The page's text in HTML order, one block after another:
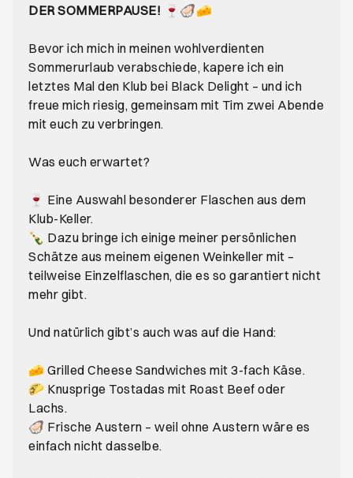
DER SOMMERPAUSE! 🍷🦪🧀
Bevor ich mich in meinen wohlverdienten
Sommerurlaub verabschiede, kapere ich ein
letztes Mal den Klub bei Black Delight – und ich
freue mich riesig, gemeinsam mit Tim zwei Abende
mit euch zu verbringen.
Was euch erwartet?
🍷 Eine Auswahl besonderer Flaschen aus dem
Klub-Keller.
🍾 Dazu bringe ich einige meiner persönlichen
Schätze aus meinem eigenen Weinkeller mit –
teilweise Einzelflaschen, die es so garantiert nicht
mehr gibt.
Und natürlich gibt’s auch was auf die Hand:
🧀 Grilled Cheese Sandwiches mit 3-fach Käse.
🌮 Knusprige Tostadas mit Roast Beef oder
Lachs.
🦪 Frische Austern – weil ohne Austern wäre es
einfach nicht dasselbe.